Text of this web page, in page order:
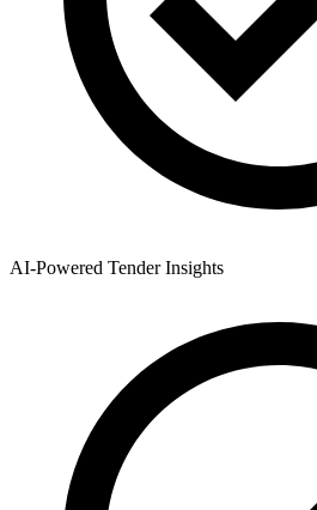
AI-Powered Tender Insights